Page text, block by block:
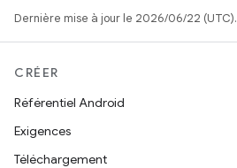
Dernière mise à jour le 2026/06/22 (UTC).
CRÉER
Référentiel Android
Exigences
Téléchargement